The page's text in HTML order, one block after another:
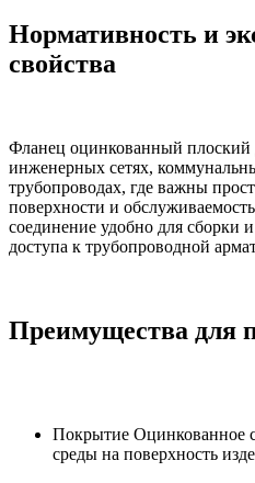
Нормативность и
свойства
Фланец оцинкованный плоский
инженерных сетях,
трубопроводах, где важны
поверхности и
соединение удобно для сборки
доступа к трубопроводной
Преимущества для
Покрытие Оцинкованное
среды на поверхность